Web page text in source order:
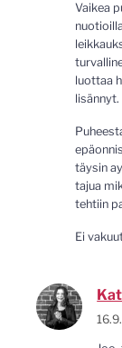
Vaikea
luottaa
lisännyt.
täysin
tajua
tehtiin
Ei